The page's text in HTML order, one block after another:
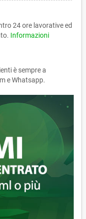
24 ore lavorative ed
Informazioni
è sempre a
e Whatsapp.